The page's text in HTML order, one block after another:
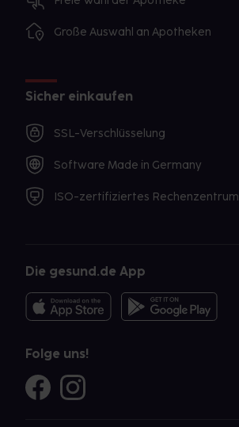
Große Auswahl an Apotheken
Sicher einkaufen
SSL-Verschlüsselung
Software Made in Germany
ISO-zertifiziertes Rechenzentrum
Die gesund.de App
Folge uns!